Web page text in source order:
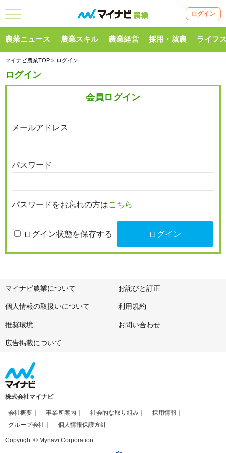
ログイン
農業ニュース 農業スキル 農業経営 採用・就農 ライフ
マイナビ農業TOP > ログイン
ログイン
会員ログイン
メールアドレス
パスワード
パスワードをお忘れの方はこちら
ログイン状態を保存する
マイナビ農業について お詫びと訂正
個人情報の取扱いについて 利用規約
推奨環境 お問い合わせ
広告掲載について
株式会社マイナビ
会社概要 事業所案内 社会的な取り組み
採用情報
グループ会社
個人情報保護方針
Copyright © Mynavi Corporation